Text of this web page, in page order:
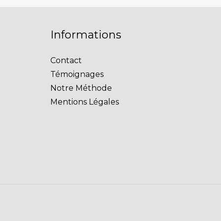
Informations
Contact
Témoignages
Notre Méthode
Mentions Légales